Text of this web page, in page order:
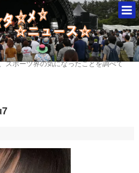
スポーツ界の気になったことを調べて